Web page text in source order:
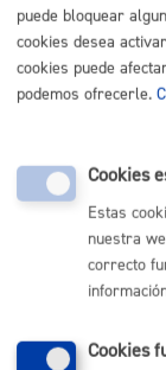
defensa de
La oposición al
Ayuntamiento
legítimos
reclamaciones.
Ayuntamiento,
ante el Encargado
Si en el ejercicio
atendida o
Agencia Vasca de
obstante, podrá
puede bloquear
cookies desea
cookies puede
podemos ofrecerle.
Cookies
Estas
nuestra
correcto
Cookies